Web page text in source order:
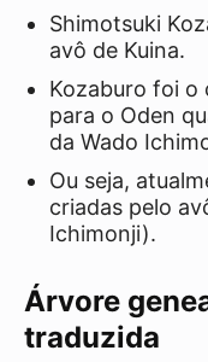
Shimotsuki
avô de Kuina.
Kozaburo foi o
para o Oden
da Wado
Ou seja,
criadas pelo
Ichimonji).
Árvore
traduzida